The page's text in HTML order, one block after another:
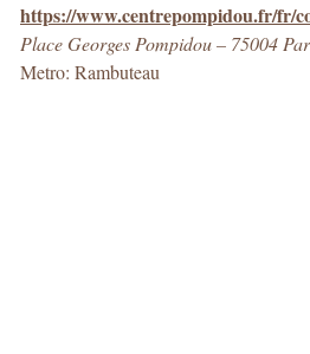
https://www.centrepompidou.fr/fr/
Place Georges Pompidou – 75004
Metro: Rambuteau